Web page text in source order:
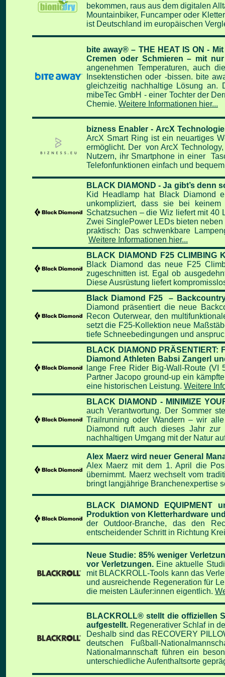
bekommen, raus aus dem digitalen
Mountainbiker, Funcamper oder
ist Deutschland im europäischen
bite away® – THE HEAT IS ON -
Cremen oder Schmieren – mit
angenehmen Temperaturen, auch
Insektenstichen oder -bissen. bite
gleichzeitig nachhaltige Lösung an.
mibeTec GmbH - einer Tochter der
Chemie. Weitere Informationen hier...
bizness Enabler - ArcX
ArcX Smart Ring ist ein neuartiges
ermöglicht. Der von ArcX
Nutzern, ihr Smartphone in einer
Telefonfunktionen einfach und
BLACK DIAMOND - Ja gibt’s denn
Kid Headlamp hat Black Diamond
unkompliziert, dass sie bei
Schatzsuchen – die Wiz liefert mit 40
Zwei SinglePower LEDs bieten
praktisch: Das schwenkbare
Weitere Informationen hier...
BLACK DIAMOND F25 CLIMBING
Black Diamond das neue F25
zugeschnitten ist. Egal ob
Diese Ausrüstung liefert
Black Diamond F25 –
Diamond präsentiert die neue
Recon Outerwear, den
setzt die F25-Kollektion neue
tiefe Schneebedingungen und
BLACK DIAMOND
Diamond Athleten Babsi Zangerl
lange Free Rider Big-Wall-Route (VI
Partner Jacopo ground-up ein
eine historischen Leistung. Weitere
BLACK DIAMOND - MINIMIZE
auch Verantwortung. Der Sommer
Trailrunning oder Wandern – wir
Diamond ruft auch dieses Jahr zur
nachhaltigen Umgang mit der Natur
Alex Maerz wird neuer General
Alex Maerz mit dem 1. April die
übernimmt. Maerz wechselt vom
bringt langjährige Branchenexpertise
BLACK DIAMOND
Produktion von Kletterhardware
der Outdoor-Branche, das den
entscheidender Schritt in Richtung
Neue Studie: 85% weniger
vor Verletzungen. Eine aktuelle
mit BLACKROLL-Tools kann das
und ausreichende Regeneration für
die meisten Läufer:innen eigentlich.
BLACKROLL® stellt die offiziellen
aufgestellt. Regenerativer Schlaf in
Deshalb sind das RECOVERY
deutschen Fußball-
Nationalmannschaft führen ein
unterschiedliche Aufenthaltsorte